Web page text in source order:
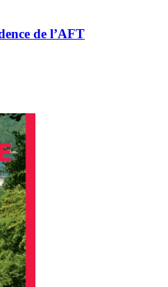
de l’AFT